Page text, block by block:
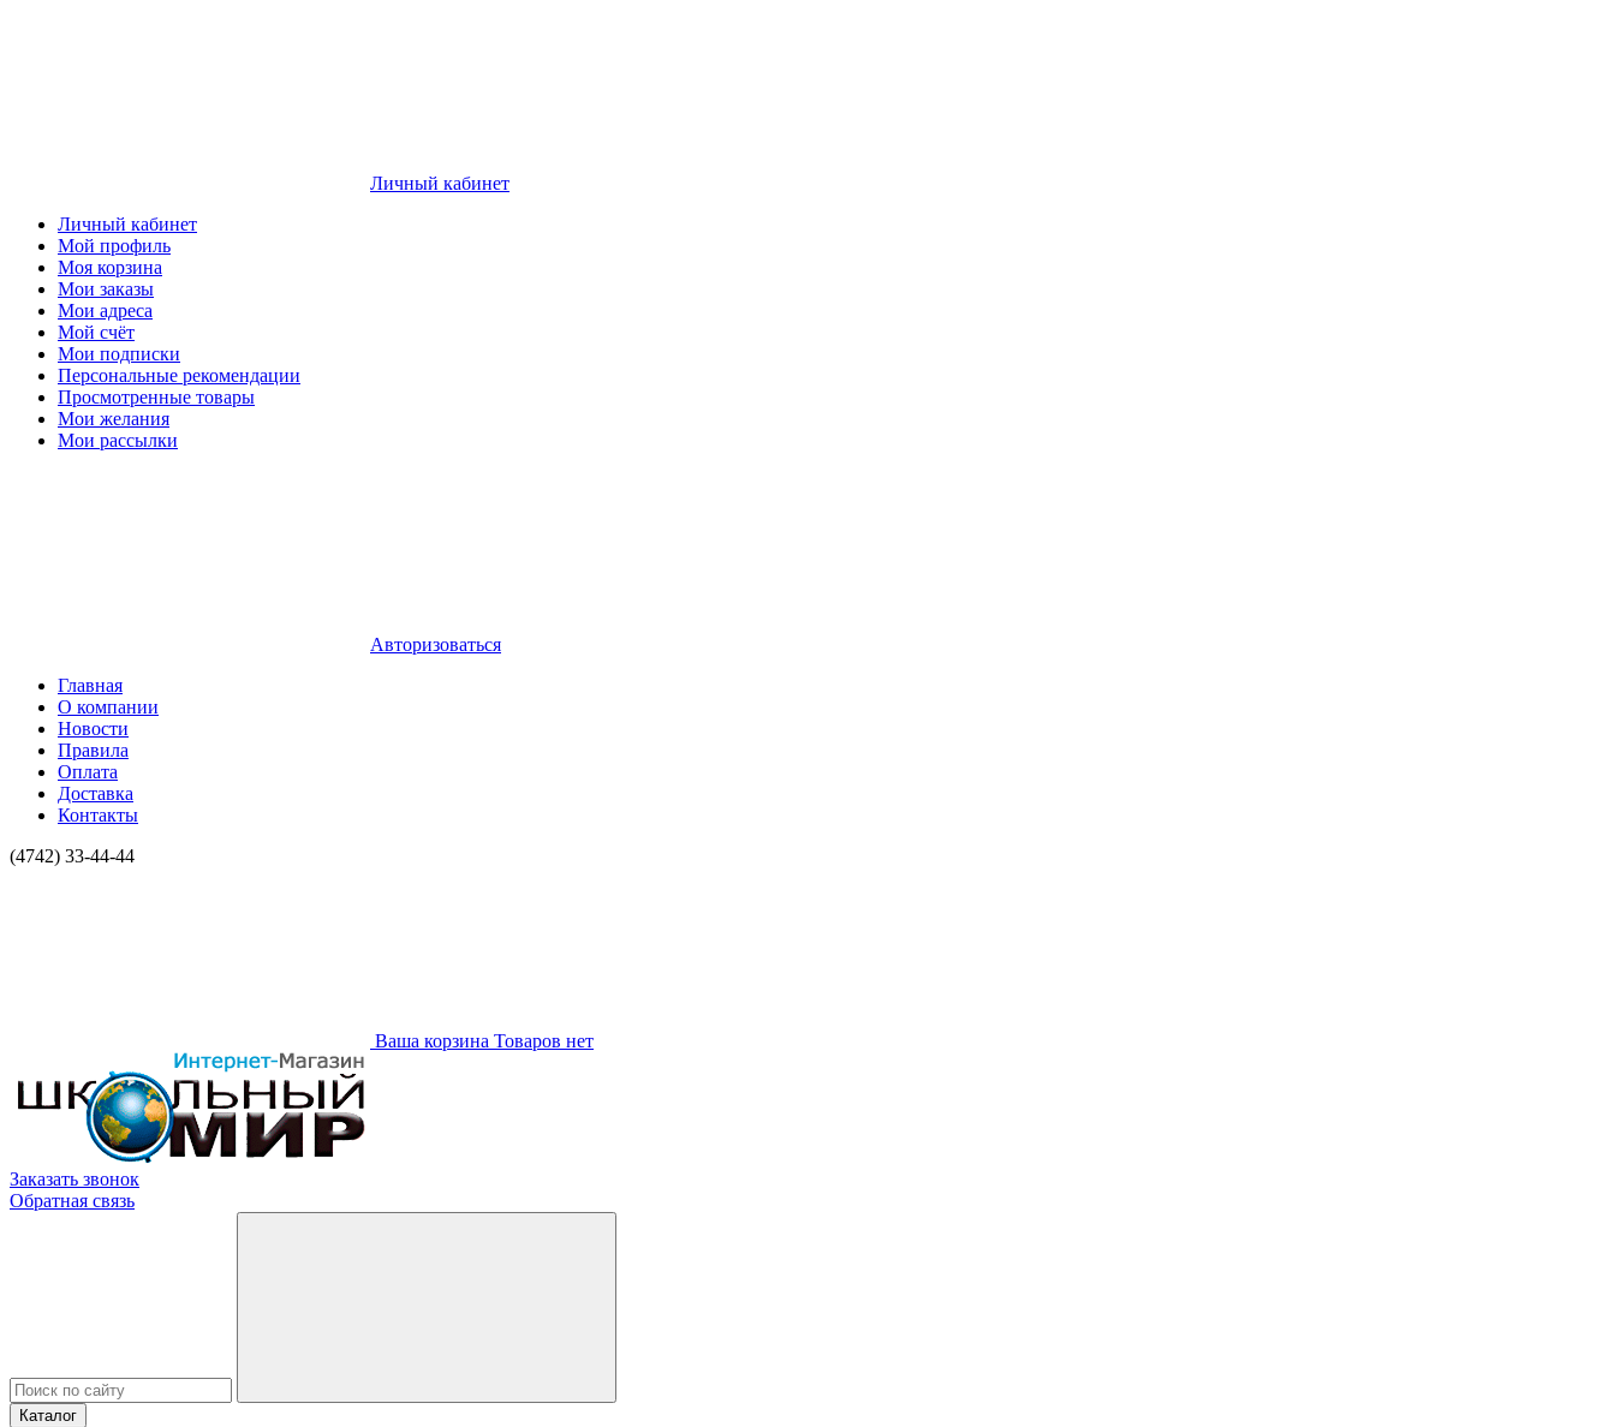
Личный кабинет
Личный кабинет
Мой профиль
Моя корзина
Мои заказы
Мои адреса
Мой счёт
Мои подписки
Персональные рекомендации
Просмотренные товары
Мои желания
Мои рассылки
Авторизоваться
Главная
О компании
Новости
Правила
Оплата
Доставка
Контакты
(4742) 33-44-44
Ваша корзина Товаров нет
Заказать звонок
Обратная связь
Каталог